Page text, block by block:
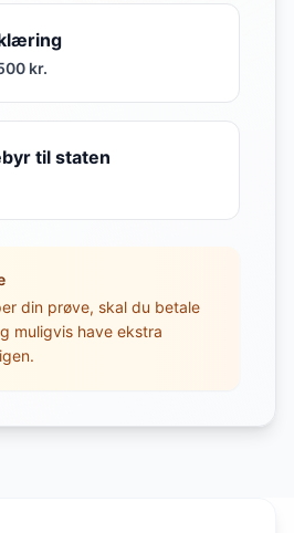
kr.
til staten
din prøve, skal du betale
muligvis have ekstra